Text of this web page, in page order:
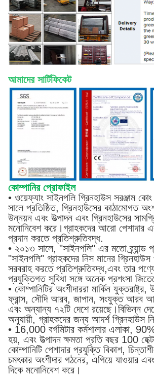
আমাদের সার্টিফিকেট
কোম্পানির প্রোফাইল
• ওয়েফ্যাং সাইনপলি গ্রিনহাউস সরঞ্জাম
সালে প্রতিষ্ঠিত, গ্রিনহাউসের কাঠামোগত
উন্নয়ন এবং উত্পাদন এবং গ্রিনহাউসের
মনোনিবেশ করে।গ্রাহকদের আরো পেশাদার
প্রদান করতে প্রতিশ্রুতিবদ্ধ.
• ২০১৩ সালে, "সাইনপলি" এর মতো ব্র্যান্ড
"সাইনপলি" গ্রাহকদের নিস মানের গ্রিনহাউস
সরবরাহ করতে প্রতিশ্রুতিবদ্ধ,এবং তার
প্রযুক্তিগত সুবিধা সঙ্গে অনেক প্রশংসা
• কোম্পানিটির অংশীদাররা মার্কিন
ফ্রান্স, সৌদি আরব, জাপান, সংযুক্ত আরব
এবং অন্যান্য ৭২টি দেশে রয়েছে।বিভিন্ন
অনুযায়ী, গ্রাহকদের জন্য আদর্শ গ্রিনহাউস
• 16,000 বর্গমিটার কর্মশালার এলাকা,
হয়, এবং উত্পাদন ক্ষমতা প্রতি বছর 100
কোম্পানিটি পেশাদার প্রযুক্তি বিকাশ,
চমৎকার অংশীদার গঠনের, এগিয়ে যাওয়ার
দিকে মনোনিবেশ করে।